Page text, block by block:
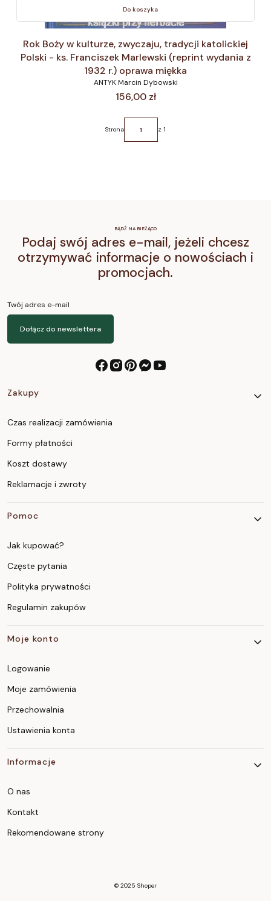
Do koszyka
Rok Boży w kulturze, zwyczaju, tradycji katolickiej
Polski - ks. Franciszek Marlewski (reprint wydania z
1932 r.) oprawa miękka
ANTYK Marcin Dybowski
Cena
156,00 zł
Strona z 1
BĄDŹ NA BIEŻĄCO
Podaj swój adres e-mail, jeżeli chcesz
otrzymywać informacje o nowościach i
promocjach.
Twój adres e-mail
Dołącz do newslettera
Linki w stopce
Zakupy
Czas realizacji zamówienia
Formy płatności
Koszt dostawy
Reklamacje i zwroty
Pomoc
Jak kupować?
Częste pytania
Polityka prywatności
Regulamin zakupów
Moje konto
Logowanie
Moje zamówienia
Przechowalnia
Ustawienia konta
Informacje
O nas
Kontakt
Rekomendowane strony
© 2025 Shoper